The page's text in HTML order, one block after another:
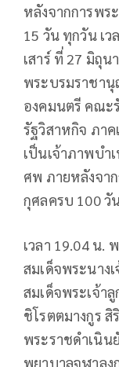
หลังจากการพร
15 วัน ทุกวัน เว
เสาร์ ที่ 27 มิถุ
พระบรมราชา
องคมนตรี คณะ
รัฐวิสาหกิจ ภา
เป็นเจ้าภาพบ
ศพ ภายหลังจา
กุศลครบ 100 วั
เวลา 19.04 น.
สมเด็จพระนาง
สมเด็จพระเจ้า
ชิโรตตมางกูร สิ
พระราชดำเนิน
พยาบาลจุฬาล